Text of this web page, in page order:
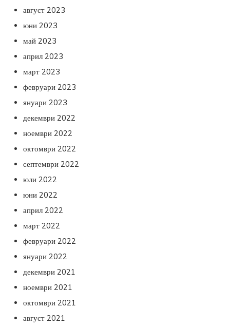
август 2023
юни 2023
май 2023
април 2023
март 2023
февруари 2023
януари 2023
декември 2022
ноември 2022
октомври 2022
септември 2022
юли 2022
юни 2022
април 2022
март 2022
февруари 2022
януари 2022
декември 2021
ноември 2021
октомври 2021
август 2021